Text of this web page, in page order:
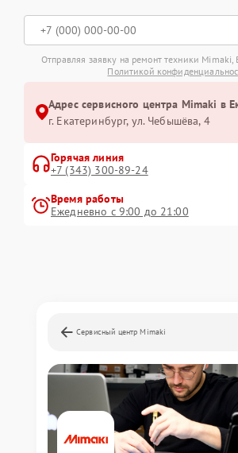
Отправляя заявку на ремонт техники Mimaki,
Политикой
Адрес сервисного центра Mimaki в
г. Екатеринбург, ул. Чебышёва, 4
Горячая линия
+7 (343) 300-89-24
Время работы
Ежедневно с 9:00 до 21:00
Сервисный центр Mimaki